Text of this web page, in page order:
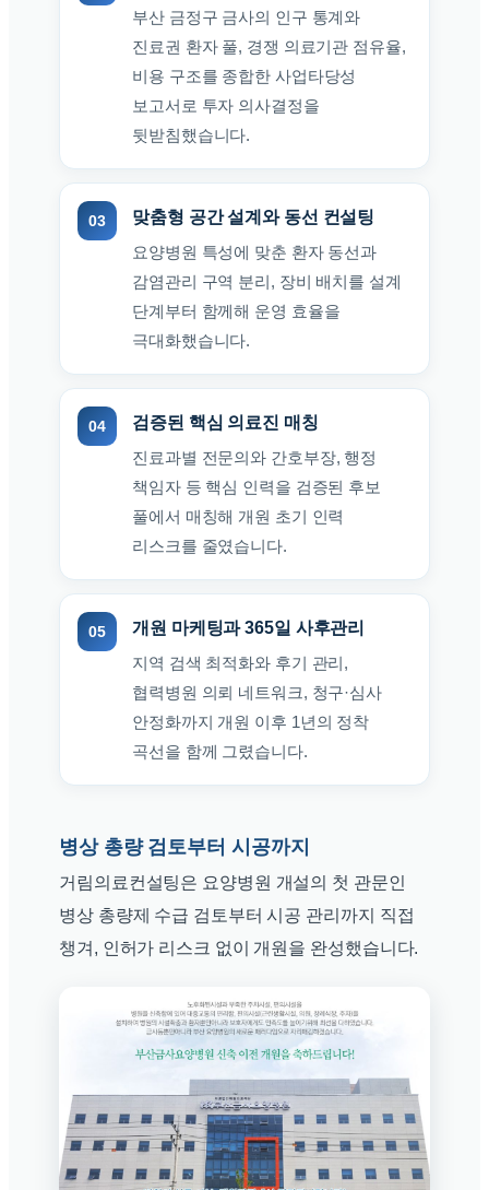
부산 금정구 금사의 인구 통계와
진료권 환자 풀, 경쟁 의료기관 점유율,
비용 구조를 종합한 사업타당성
보고서로 투자 의사결정을
뒷받침했습니다.
맞춤형 공간 설계와 동선 컨설팅
요양병원 특성에 맞춘 환자 동선과
감염관리 구역 분리, 장비 배치를 설계
단계부터 함께해 운영 효율을
극대화했습니다.
검증된 핵심 의료진 매칭
진료과별 전문의와 간호부장, 행정
책임자 등 핵심 인력을 검증된 후보
풀에서 매칭해 개원 초기 인력
리스크를 줄였습니다.
개원 마케팅과 365일 사후관리
지역 검색 최적화와 후기 관리,
협력병원 의뢰 네트워크, 청구·심사
안정화까지 개원 이후 1년의 정착
곡선을 함께 그렸습니다.
병상 총량 검토부터 시공까지
거림의료컨설팅은 요양병원 개설의 첫 관문인
병상 총량제 수급 검토부터 시공 관리까지 직접
챙겨, 인허가 리스크 없이 개원을 완성했습니다.